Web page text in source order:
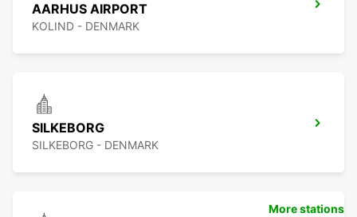
AARHUS AIRPORT
KOLIND - DENMARK
SILKEBORG
SILKEBORG - DENMARK
More stations